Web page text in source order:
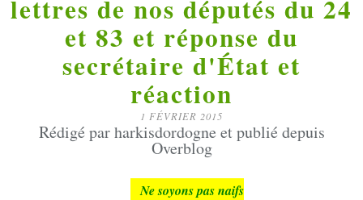
lettres de nos députés du 24
et 83 et réponse du
secrétaire d'État et
réaction
1 FÉVRIER 2015
Rédigé par harkisdordogne et publié depuis
Overblog
Ne soyons pas naifs